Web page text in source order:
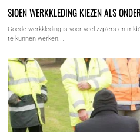
SIOEN WERKKLEDING KIEZEN ALS
Goede werkkleding is voor veel zzp'ers en
te kunnen werken.…